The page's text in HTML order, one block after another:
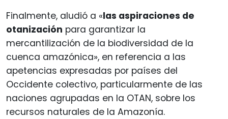
Finalmente, aludió a «las aspiraciones de
otanización para garantizar la
mercantilización de la biodiversidad de la
cuenca amazónica», en referencia a las
apetencias expresadas por países del
Occidente colectivo, particularmente de las
naciones agrupadas en la OTAN, sobre los
recursos naturales de la Amazonía.